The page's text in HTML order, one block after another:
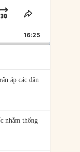
JUMP
FORWARD
SHARE
EPISODE
16:25
áp các dân
nhằm thống